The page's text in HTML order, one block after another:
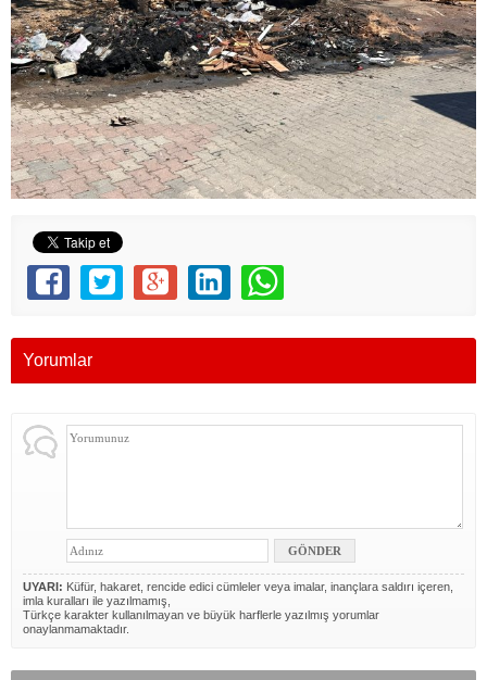
Yorumlar
UYARI: Küfür, hakaret, rencide edici cümleler veya imalar, inançlara saldırı içeren,
imla kuralları ile yazılmamış,
Türkçe karakter kullanılmayan ve büyük harflerle yazılmış yorumlar
onaylanmamaktadır.